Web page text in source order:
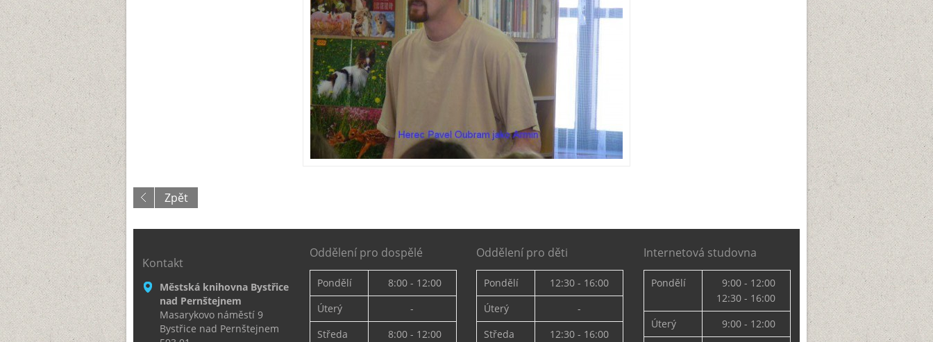
Zpět
Kontakt
Městská knihovna Bystřice
nad Pernštejnem
Masarykovo náměstí 9
Bystřice nad Pernštejnem
Oddělení pro dospělé
Pondělí
8:00 - 12:00
Úterý
-
Středa
8:00 - 12:00
Oddělení pro děti
Pondělí
12:30 - 16:00
Úterý
-
Středa
12:30 - 16:00
Internetová studovna
Pondělí
9:00 - 12:00
12:30 - 16:00
Úterý
9:00 - 12:00